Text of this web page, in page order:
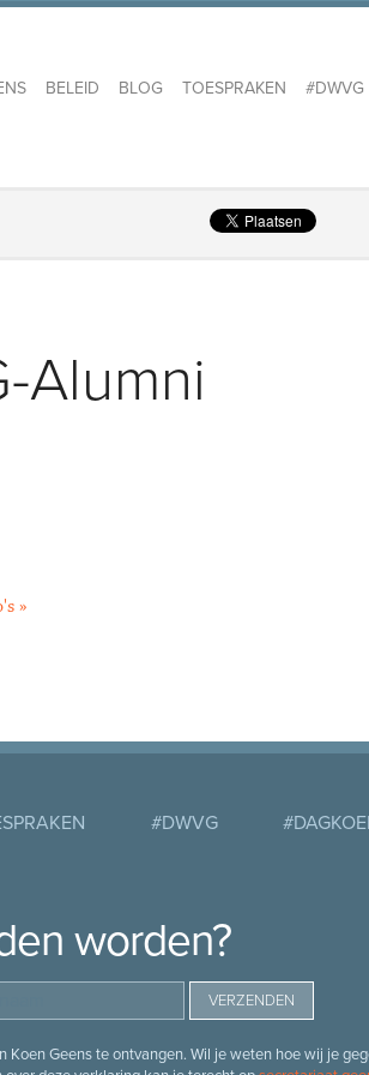
BELEID BLOG TOESPRAKEN #DWVG
Alumni
»
#DWVG
worden?
Geens te ontvangen. Wil je weten hoe wij je